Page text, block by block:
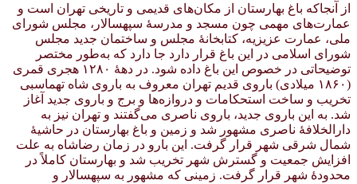
از آنجاکه باغ بهارستان از مکان‌های قدیمی و تاریخی تهران است و
عمارت‌های مهمی چون مسجد و مدرسهٔ سپهسالار، مجلس شورای
ملی، عمارت عزیزیه، کتابخانهٔ مجلس و ساختمان جدید مجلس
شورای اسلامی در این باغ قرار دارد جا دارد که به‌طور مختصر
توضیحاتی در خصوص این باغ داده شود. در دههٔ ۱۲۸۰ هجری قمری
(۱۸۶۰ میلادی) باروی قدیم تهران معروف به باروی شاه تهماسبی
تخریب و ساخت استحکامات و دروازه‌ها و برج و باروی جدید آغاز
شد. به این باروی جدید، باروی ناصری می‌گفتند و تهران نیز به
دارالخلافهٔ ناصری مشهور شد و زمین و باغ بهارستان در حاشیهٔ
شمال شرقی شهر قرار گرفت. این بارو در زمان رضاشاه به علت
افزایش جمعیت و گسترش شهر تخریب شد و بهارستان کاملاً در
محدودهٔ شهر قرار گرفت. زمینی که مشهور به سپهسالار و